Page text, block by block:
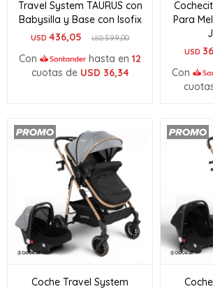
Travel System TAURUS con
Babysilla y Base con Isofix
USD 436,05 USD599,00
Con hasta en 12
cuotas de USD 36,34
Para
USD
Con
Coche Travel System